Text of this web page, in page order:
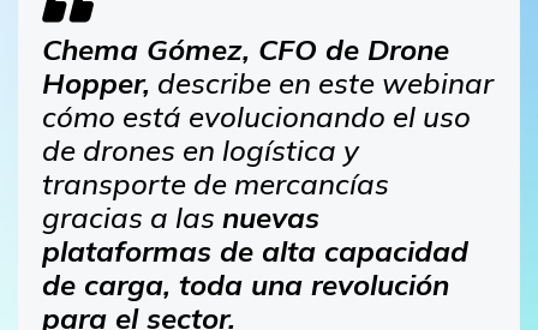
Chema Gómez, CFO de Drone
Hopper, describe en este webinar
cómo está evolucionando el uso
de drones en logística y
transporte de mercancías
gracias a las nuevas
plataformas de alta capacidad
de carga, toda una revolución
para el sector.